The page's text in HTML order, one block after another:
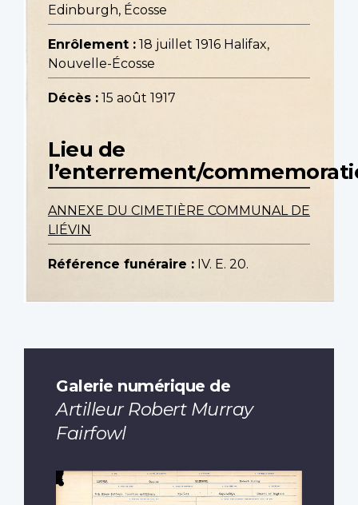
Edinburgh, Écosse
Enrôlement : 18 juillet 1916 Halifax,
Nouvelle-Écosse
Décès : 15 août 1917
Lieu de
l’enterrement/
ANNEXE DU CIMETIÈRE COMMUNAL DE
LIÉVIN
Référence funéraire : IV. E. 20.
Galerie numérique de
Artilleur Robert Murray
Fairfowl